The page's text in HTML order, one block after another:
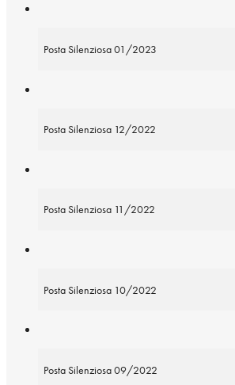
Posta Silenziosa 01/2023
Posta Silenziosa 12/2022
Posta Silenziosa 11/2022
Posta Silenziosa 10/2022
Posta Silenziosa 09/2022